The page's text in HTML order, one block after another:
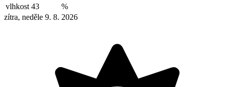
vlhkost 43
%
zítra, neděle 9. 8. 2026